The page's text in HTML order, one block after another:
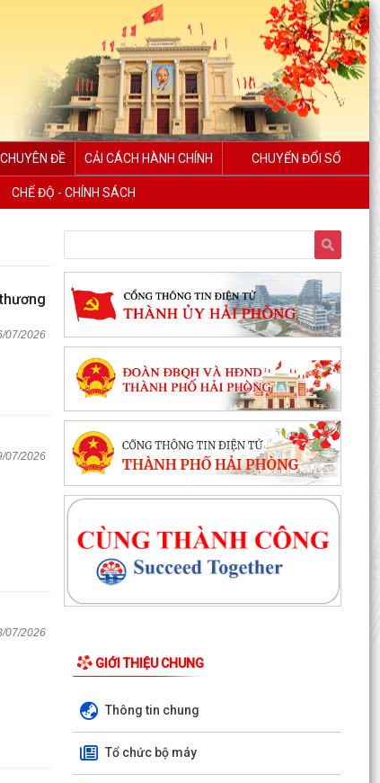
ĐỀ CẢI CÁCH HÀNH CHÍNH CHUYỂN ĐỔI SỐ
CHẾ ĐỘ - CHÍNH SÁCH
07/2026
07/2026
07/2026
GIỚI THIỆU CHUNG
Thông tin chung
Tổ chức bộ máy